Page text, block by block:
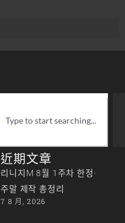
近期文章
리니지M 8월 1주차 한정·
주말 제작 총정리
7 8 月, 2026